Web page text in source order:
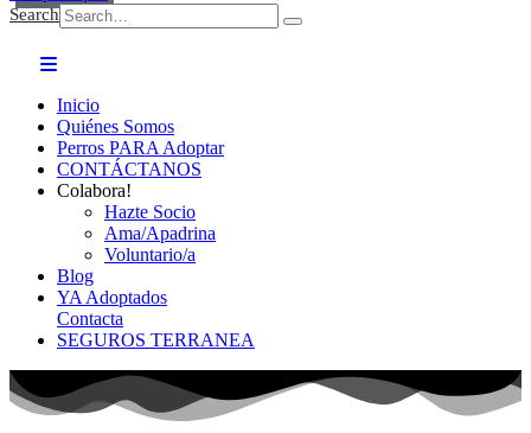
Search
Inicio
Quiénes Somos
Perros PARA Adoptar
CONTÁCTANOS
Colabora!
Hazte Socio
Ama/Apadrina
Voluntario/a
Blog
YA Adoptados
Contacta
SEGUROS TERRANEA